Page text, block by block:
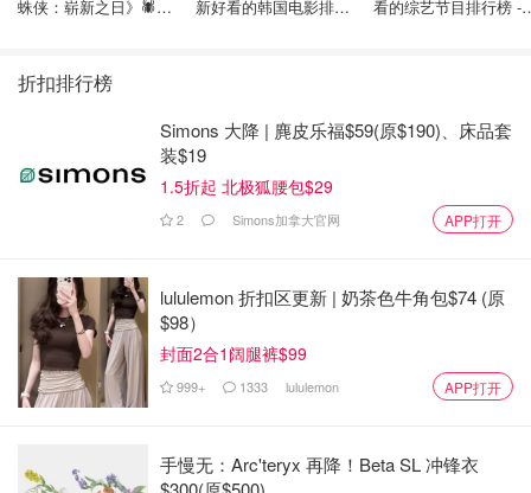
蛛侠：崭新之日》🕷️北
新好看的韩国电影排行
看的综艺节目排行榜 -
折扣排行榜
Simons 大降 | 麂皮乐福$59(原$190)、床品套
装$19
1.5折起 北极狐腰包$29
2 Simons加拿大官网 APP打开
lululemon 折扣区更新 | 奶茶色牛角包$74 (原
$98）
封面2合1阔腿裤$99
999+ 1333 lululemon APP打开
手慢无：Arc'teryx 再降！Beta SL 冲锋衣